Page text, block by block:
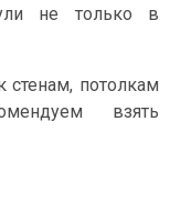
не только в
потолкам
взять